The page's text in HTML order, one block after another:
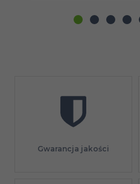
Gwarancja jakości